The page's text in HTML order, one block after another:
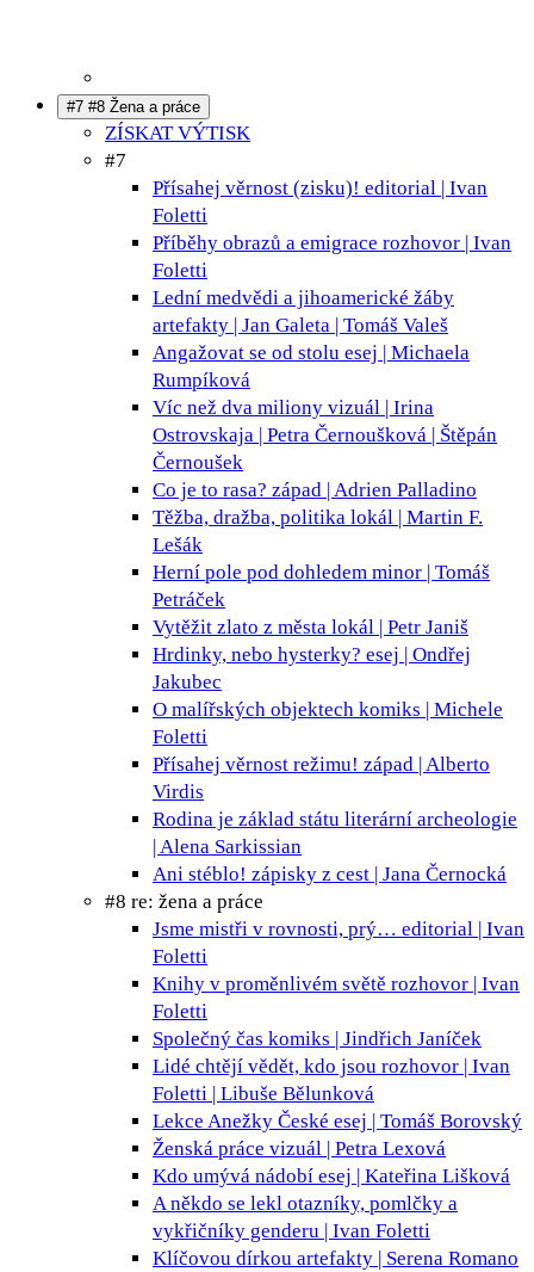
#7 #8 Žena a práce
ZÍSKAT VÝTISK
#7
Přísahej věrnost (zisku)! editorial | Ivan
Foletti
Příběhy obrazů a emigrace rozhovor | Ivan
Foletti
Lední medvědi a jihoamerické žáby
artefakty | Jan Galeta | Tomáš Valeš
Angažovat se od stolu esej | Michaela
Rumpíková
Víc než dva miliony vizuál | Irina
Ostrovskaja | Petra Černoušková | Štěpán
Černoušek
Co je to rasa? západ | Adrien Palladino
Těžba, dražba, politika lokál | Martin F.
Lešák
Herní pole pod dohledem minor | Tomáš
Petráček
Vytěžit zlato z města lokál | Petr Janiš
Hrdinky, nebo hysterky? esej | Ondřej
Jakubec
O malířských objektech komiks | Michele
Foletti
Přísahej věrnost režimu! západ | Alberto
Virdis
Rodina je základ státu literární archeologie
| Alena Sarkissian
Ani stéblo! zápisky z cest | Jana Černocká
#8 re: žena a práce
Jsme mistři v rovnosti, prý… editorial | Ivan
Foletti
Knihy v proměnlivém světě rozhovor | Ivan
Foletti
Společný čas komiks | Jindřich Janíček
Lidé chtějí vědět, kdo jsou rozhovor | Ivan
Foletti | Libuše Bělunková
Lekce Anežky České esej | Tomáš Borovský
Ženská práce vizuál | Petra Lexová
Kdo umývá nádobí esej | Kateřina Lišková
A někdo se lekl otazníky, pomlčky a
vykřičníky genderu | Ivan Foletti
Klíčovou dírkou artefakty | Serena Romano